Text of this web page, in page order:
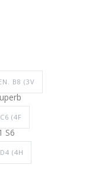
B8 (3V
(4F
S6
(4H